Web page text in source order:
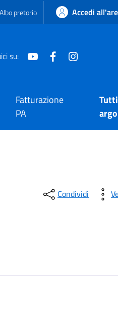
Albo pretorio Accedi
su: Youtube Facebook
Fatturazione
PA
Condividi